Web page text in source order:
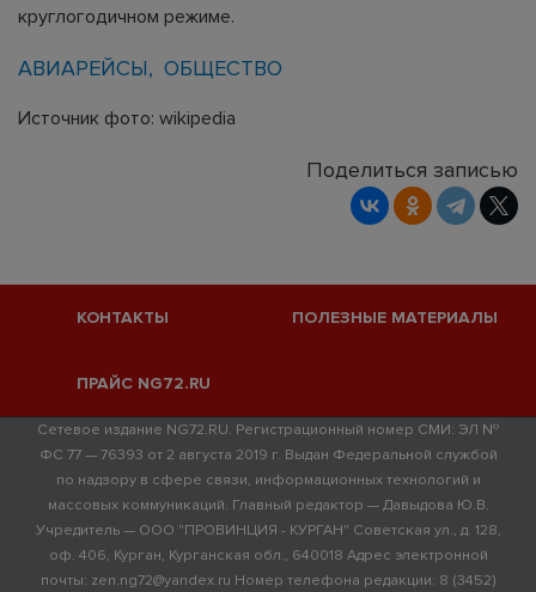
круглогодичном режиме.
АВИАРЕЙСЫ ОБЩЕСТВО
Источник фото: wikipedia
Поделиться записью
КОНТАКТЫ ПОЛЕЗНЫЕ МАТЕРИАЛЫ
ПРАЙС NG72.RU
Сетевое издание NG72.RU. Регистрационный номер СМИ: ЭЛ №
ФС 77 — 76393 от 2 августа 2019 г. Выдан Федеральной службой
по надзору в сфере связи, информационных технологий и
массовых коммуникаций. Главный редактор — Давыдова Ю.В.
Учредитель — ООО "ПРОВИНЦИЯ - КУРГАН" Советская ул., д. 128,
оф. 406, Курган, Курганская обл., 640018 Адрес электронной
почты: zen.ng72@yandex.ru Номер телефона редакции: 8 (3452)